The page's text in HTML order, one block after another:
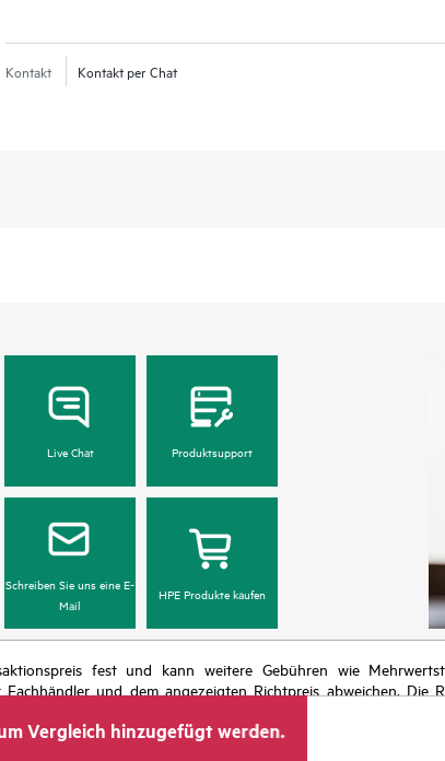
Kontakt Kontakt per Chat
Live Chat Produktsupport
Schreiben Sie uns eine E-
Mail
HPE Produkte kaufen
fest und kann weitere Gebühren wie
und dem angezeigten Richtpreis abweichen. Die
und Fehlern in der Werbung.
Vergleich hinzugefügt werden.